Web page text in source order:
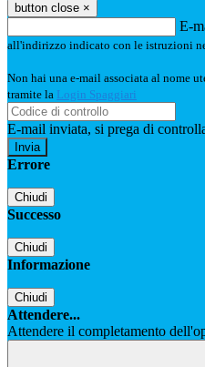
button close ×
E-
all'indirizzo indicato con le istruzioni
Non hai una e-mail associata al nome
tramite la Login Spaggiari
E-mail inviata, si prega di
Errore
Chiudi
Successo
Chiudi
Informazione
Chiudi
Attendere...
Attendere il completamento